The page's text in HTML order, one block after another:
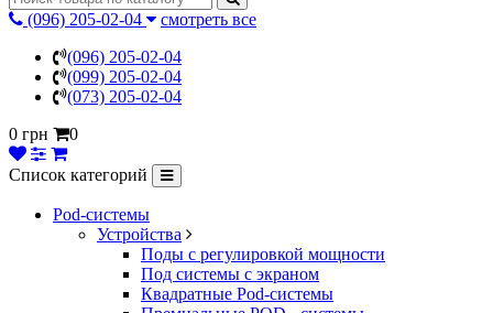
(096) 205-02-04
смотреть все
(096) 205-02-04
(099) 205-02-04
(073) 205-02-04
0 грн
0
Список категорий
Pod-системы
Устройства
Поды с регулировкой мощности
Под системы с экраном
Квадратные Pod-системы